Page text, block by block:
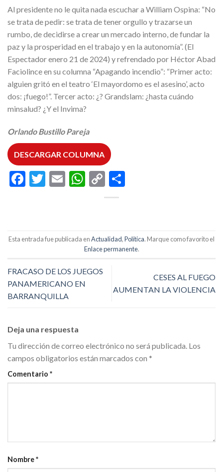
Al presidente no le quita nada escuchar a William Ospina: “No
se trata de pedir: se trata de tener orgullo y trazarse un
rumbo, de decidirse a crear un mercado interno, de fundar la
paz y la prosperidad en el trabajo y en la autonomía”. (El
Espectador enero 21 de 2024) y refrendado por Héctor Abad
Faciolince en su columna “Apagando incendio”: “Primer acto:
alguien gritó en el teatro ‘El mayordomo es el asesino’, acto
dos: ¡fuego!”. Tercer acto: ¿? Grandslam: ¿hasta cuándo
minsalud? ¿Y el Invima?
Orlando Bustillo Pareja
DESCARGAR COLUMNA
Facebook
Twitter
EmailWhatsApp
Copy
Link
Esta entrada fue publicada enActualidad,Política. Marque como favorito el
Enlace permanente.
FRACASO DE LOS JUEGOS
PANAMERICANO EN
BARRANQUILLA
CESES AL FUEGO
AUMENTAN LA VIOLENCIA
Deja una respuesta
Tu dirección de correo electrónico no será publicada. Los
campos obligatorios están marcados con *
Comentario *
Nombre*